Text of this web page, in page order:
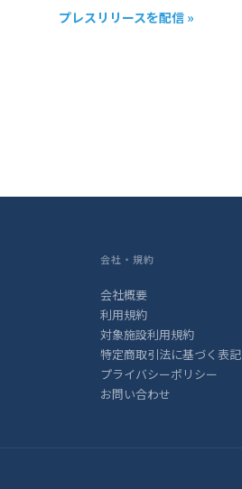
プレスリリースを配信 »
会社・規約
会社概要
利用規約
対象施設利用規約
特定商取引法に基づく表記
プライバシーポリシー
お問い合わせ